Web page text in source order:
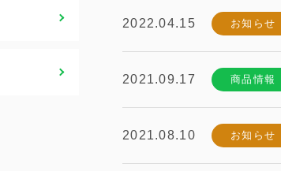
2022.04.15 お知らせ
2021.09.17 商品情報
2021.08.10 お知らせ